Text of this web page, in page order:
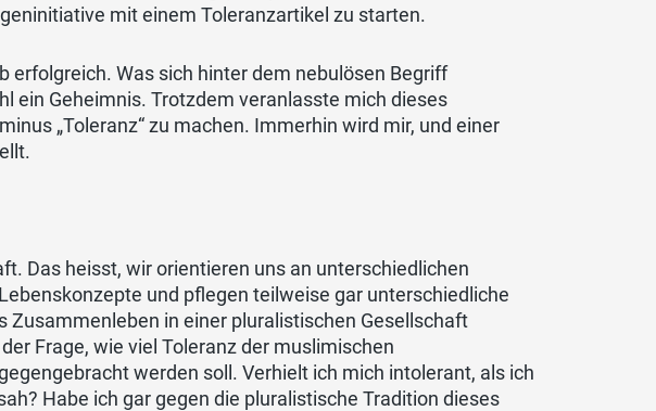
mit einem Toleranzartikel zu starten.
erfolgreich. Was sich hinter dem nebulösen Begriff
ein Geheimnis. Trotzdem veranlasste mich dieses
„Toleranz“ zu machen. Immerhin wird mir, und einer
Das heisst, wir orientieren uns an unterschiedlichen
und pflegen teilweise gar unterschiedliche
Zusammenleben in einer pluralistischen Gesellschaft
Frage, wie viel Toleranz der muslimischen
werden soll. Verhielt ich mich intolerant, als ich
Habe ich gar gegen die pluralistische Tradition dieses